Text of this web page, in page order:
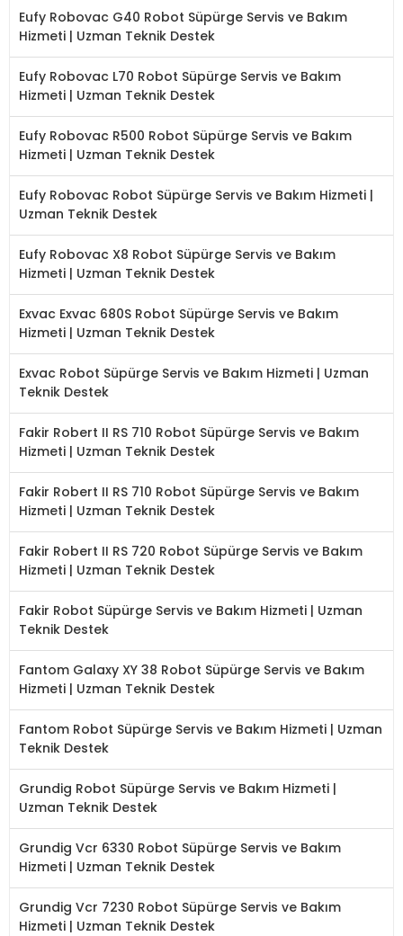
Eufy Robovac G40 Robot Süpürge Servis ve Bakım
Hizmeti | Uzman Teknik Destek
Eufy Robovac L70 Robot Süpürge Servis ve Bakım
Hizmeti | Uzman Teknik Destek
Eufy Robovac R500 Robot Süpürge Servis ve Bakım
Hizmeti | Uzman Teknik Destek
Eufy Robovac Robot Süpürge Servis ve Bakım Hizmeti |
Uzman Teknik Destek
Eufy Robovac X8 Robot Süpürge Servis ve Bakım
Hizmeti | Uzman Teknik Destek
Exvac Exvac 680S Robot Süpürge Servis ve Bakım
Hizmeti | Uzman Teknik Destek
Exvac Robot Süpürge Servis ve Bakım Hizmeti | Uzman
Teknik Destek
Fakir Robert II RS 710 Robot Süpürge Servis ve Bakım
Hizmeti | Uzman Teknik Destek
Fakir Robert II RS 710 Robot Süpürge Servis ve Bakım
Hizmeti | Uzman Teknik Destek
Fakir Robert II RS 720 Robot Süpürge Servis ve Bakım
Hizmeti | Uzman Teknik Destek
Fakir Robot Süpürge Servis ve Bakım Hizmeti | Uzman
Teknik Destek
Fantom Galaxy XY 38 Robot Süpürge Servis ve Bakım
Hizmeti | Uzman Teknik Destek
Fantom Robot Süpürge Servis ve Bakım Hizmeti | Uzman
Teknik Destek
Grundig Robot Süpürge Servis ve Bakım Hizmeti |
Uzman Teknik Destek
Grundig Vcr 6330 Robot Süpürge Servis ve Bakım
Hizmeti | Uzman Teknik Destek
Grundig Vcr 7230 Robot Süpürge Servis ve Bakım
Hizmeti | Uzman Teknik Destek